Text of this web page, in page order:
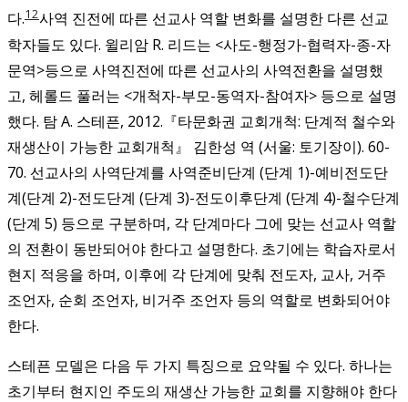
다.12사역 진전에 따른 선교사 역할 변화를 설명한 다른 선교
학자들도 있다. 윌리암 R. 리드는 <사도-행정가-협력자-종-자
문역>등으로 사역진전에 따른 선교사의 사역전환을 설명했
고, 헤롤드 풀러는 <개척자-부모-동역자-참여자> 등으로 설명
했다. 탐 A. 스테픈, 2012.『타문화권 교회개척: 단계적 철수와
재생산이 가능한 교회개척』 김한성 역 (서울: 토기장이). 60-
70. 선교사의 사역단계를 사역준비단계 (단계 1)-예비전도단
계(단계 2)-전도단계 (단계 3)-전도이후단계 (단계 4)-철수단계
(단계 5) 등으로 구분하며, 각 단계마다 그에 맞는 선교사 역할
의 전환이 동반되어야 한다고 설명한다. 초기에는 학습자로서
현지 적응을 하며, 이후에 각 단계에 맞춰 전도자, 교사, 거주
조언자, 순회 조언자, 비거주 조언자 등의 역할로 변화되어야
한다.
스테픈 모델은 다음 두 가지 특징으로 요약될 수 있다. 하나는
초기부터 현지인 주도의 재생산 가능한 교회를 지향해야 한다